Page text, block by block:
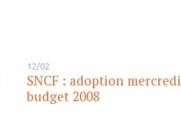
12/02
SNCF : adoption
budget 2008